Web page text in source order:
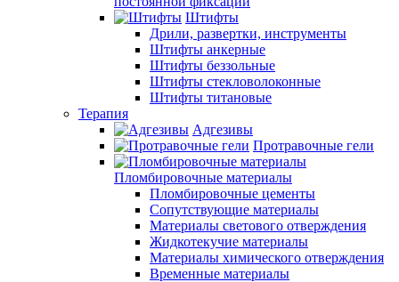
Штифты
Дрили, развертки, инструменты
Штифты анкерные
Штифты беззольные
Штифты стекловолоконные
Штифты титановые
Терапия
Адгезивы
Протравочные гели
Пломбировочные материалы
Пломбировочные цементы
Сопутствующие материалы
Материалы светового отверждения
Жидкотекучие материалы
Материалы химического отверждения
Временные материалы